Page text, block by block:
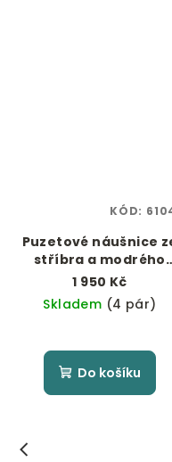
Puzetové náušnice
stříbra a modrého
jantaru - 6 mm
1 950 Kč
Skladem (4 pár)
Do košíku
KÓD: